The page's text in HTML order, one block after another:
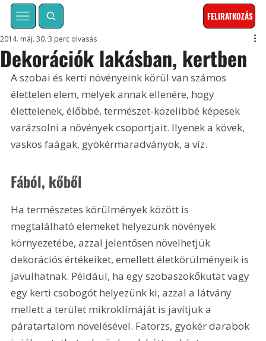
FELIRATKOZÁS
Dekorációk lakásban, kertben
2014. máj. 30. 3 perc olvasás
A szobai és kerti növényeink körül van számos
élettelen elem, melyek annak ellenére, hogy
élettelenek, élőbbé, természet-közelibbé képesek
varázsolni a növények csoportjait. Ilyenek a kövek,
vaskos faágak, gyökérmaradványok, a víz.
Fából, kőből
Ha természetes körülmények között is
megtalálható elemeket helyezünk növények
környezetébe, azzal jelentősen növelhetjük
dekorációs értékeiket, emellett életkörülményeik is
javulhatnak. Például, ha egy szobaszökőkutat vagy
egy kerti csobogót helyezünk ki, azzal a látvány
mellett a terület mikroklímáját is javítjuk a
páratartalom növelésével. Fatörzs, gyökér darabok